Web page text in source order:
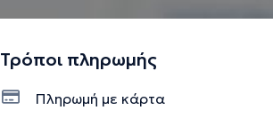
Τρόποι πληρωμής
Πληρωμή με κάρτα